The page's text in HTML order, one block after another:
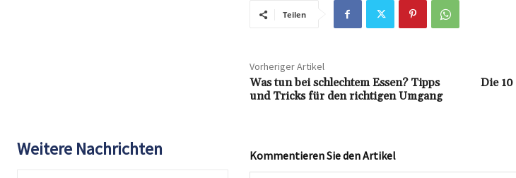
Teilen
Vorheriger Artikel
Was tun bei schlechtem Essen? Tipps
und Tricks für den richtigen Umgang
Die
Weitere Nachrichten Kommentieren Sie den Artikel